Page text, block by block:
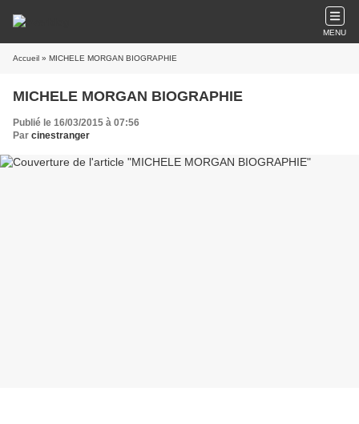
MENU
Accueil » MICHELE MORGAN BIOGRAPHIE
MICHELE MORGAN BIOGRAPHIE
Publié le 16/03/2015 à 07:56
Par cinestranger